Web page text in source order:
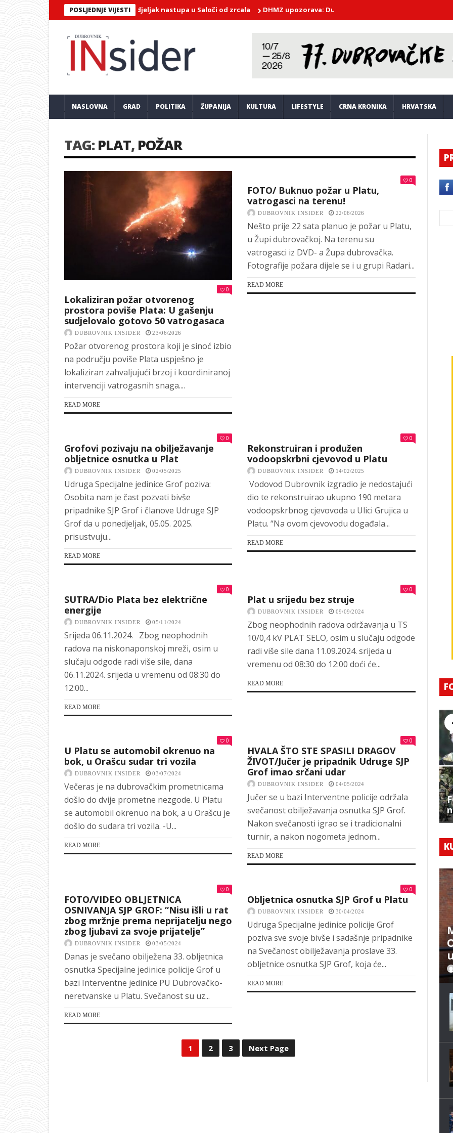
POSLJEDNJE VIJESTI
violončelist Jairo Ortiz u ponedjeljak nastupa u Saloči od zrcala DHMZ upozorava: Dubrovnik očekuju ekstremne vrućine i do
NASLOVNA GRAD POLITIKA ŽUPANIJA KULTURA LIFESTYLE CRNA KRONIKA HRVATSKA
TAG:PLAT, POŽAR
0
Lokaliziran požar otvorenog
prostora poviše Plata: U gašenju
sudjelovalo gotovo 50 vatrogasaca
DUBROVNIK INSIDER 23/06/2026
Požar otvorenog prostora koji je sinoć izbio
na području poviše Plata uspješno je
lokaliziran zahvaljujući brzoj i koordiniranoj
intervenciji vatrogasnih snaga....
READ MORE
0
FOTO/ Buknuo požar u Platu,
vatrogasci na terenu!
DUBROVNIK INSIDER 22/06/2026
Nešto prije 22 sata planuo je požar u Platu,
u Župi dubrovačkoj. Na terenu su
vatrogasci iz DVD- a Župa dubrovačka.
Fotografije požara dijele se i u grupi Radari...
READ MORE
0
Grofovi pozivaju na obilježavanje
obljetnice osnutka u Plat
DUBROVNIK INSIDER 02/05/2025
Udruga Specijalne jedinice Grof poziva:
Osobita nam je čast pozvati bivše
pripadnike SJP Grof i članove Udruge SJP
Grof da u ponedjeljak, 05.05. 2025.
prisustvuju...
READ MORE
0
Rekonstruiran i produžen
vodoopskrbni cjevovod u Platu
DUBROVNIK INSIDER 14/02/2025
Vodovod Dubrovnik izgradio je nedostajući
dio te rekonstruirao ukupno 190 metara
vodoopskrbnog cjevovoda u Ulici Grujica u
Platu. “Na ovom cjevovodu događala...
READ MORE
0
SUTRA/Dio Plata bez električne
energije
DUBROVNIK INSIDER 05/11/2024
Srijeda 06.11.2024. Zbog neophodnih
radova na niskonaponskoj mreži, osim u
slučaju odgode radi više sile, dana
06.11.2024. srijeda u vremenu od 08:30 do
12:00...
READ MORE
0
Plat u srijedu bez struje
DUBROVNIK INSIDER 09/09/2024
Zbog neophodnih radova održavanja u TS
10/0,4 kV PLAT SELO, osim u slučaju odgode
radi više sile dana 11.09.2024. srijeda u
vremenu od 08:30 do 12:00 doći će...
READ MORE
0
U Platu se automobil okrenuo na
bok, u Orašcu sudar tri vozila
DUBROVNIK INSIDER 03/07/2024
Večeras je na dubrovačkim prometnicama
došlo do dvije prometne nezgode. U Platu
se automobil okrenuo na bok, a u Orašcu je
došlo do sudara tri vozila. -U...
READ MORE
0
HVALA ŠTO STE SPASILI DRAGOV
ŽIVOT/Jučer je pripadnik Udruge SJP
Grof imao srčani udar
DUBROVNIK INSIDER 04/05/2024
Jučer se u bazi Interventne policije održala
svečanost obilježavanja osnutka SJP Grof.
Nakon svečanosti igrao se i tradicionalni
turnir, a nakon nogometa jednom...
READ MORE
0
FOTO/VIDEO OBLJETNICA
OSNIVANJA SJP GROF: “Nisu išli u rat
zbog mržnje prema neprijatelju nego
zbog ljubavi za svoje prijatelje”
DUBROVNIK INSIDER 03/05/2024
Danas je svečano obilježena 33. obljetnica
osnutka Specijalne jedinice policije Grof u
bazi Interventne jedinice PU Dubrovačko-
neretvanske u Platu. Svečanost su uz...
READ MORE
0
Obljetnica osnutka SJP Grof u Platu
DUBROVNIK INSIDER 30/04/2024
Udruga Specijalne jedinice policije Grof
poziva sve svoje bivše i sadašnje pripadnike
na Svečanost obilježavanja proslave 33.
obljetnice osnutka SJP Grof, koja će...
READ MORE
1 2 3 Next Page